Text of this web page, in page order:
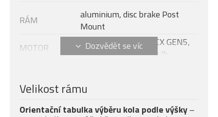
RÁM
aluminium, disc brake Post
Mount
MOTOR
Bosch Performance CX GEN5,
750W, 100Nm, 25km/h
Modelový rok
2025
Velikost rámu
Orientační tabulka výběru kola podle výšky–